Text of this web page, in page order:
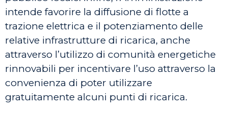
intende favorire la diffusione di flotte a
trazione elettrica e il potenziamento delle
relative infrastrutture di ricarica, anche
attraverso l’utilizzo di comunità energetiche
rinnovabili per incentivare l’uso attraverso la
convenienza di poter utilizzare
gratuitamente alcuni punti di ricarica.